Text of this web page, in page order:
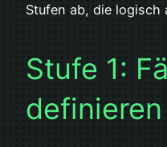
Stufen ab, die logisch
Stufe 1:
definieren